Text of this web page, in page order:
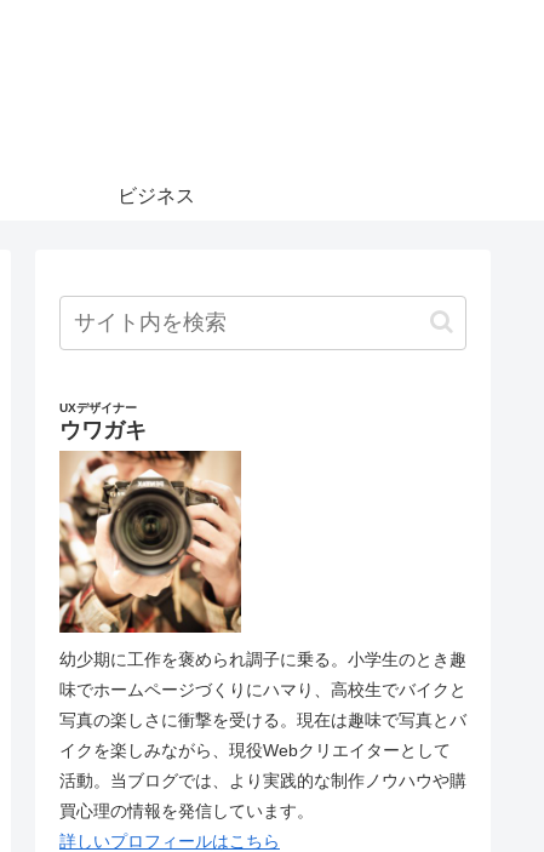
ビジネス
UXデザイナー
ウワガキ
幼少期に工作を褒められ調子に乗る。小学生のとき趣
味でホームページづくりにハマり、高校生でバイクと
写真の楽しさに衝撃を受ける。現在は趣味で写真とバ
イクを楽しみながら、現役Webクリエイターとして
活動。当ブログでは、より実践的な制作ノウハウや購
買心理の情報を発信しています。
詳しいプロフィールはこちら